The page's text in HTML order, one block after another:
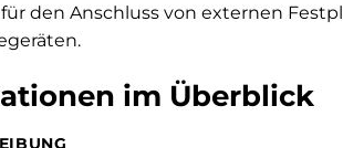
den Anschluss von externen
im Überblick